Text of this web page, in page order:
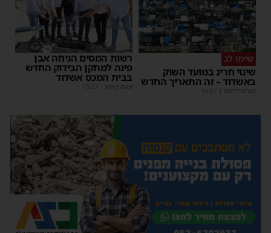
שימו לב
שינוי חריג במועד השוק
באשדוד – זה התאריך החדש
מנחם דויטש 16:07
רשות המסים הניחה אבן
פינה למתקן הבידוק החדש
בבית המכס אשדוד
משה קאהן 15:37